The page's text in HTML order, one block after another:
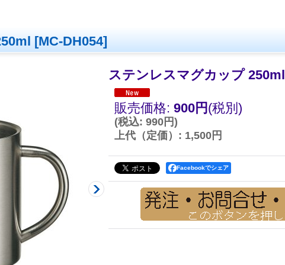
[MC-DH054]
ステンレスマグカップ 250ml
販売価格: 900円 (税別)
(税込: 990円)
上代（定価） : 1,500円
Facebookでシェア